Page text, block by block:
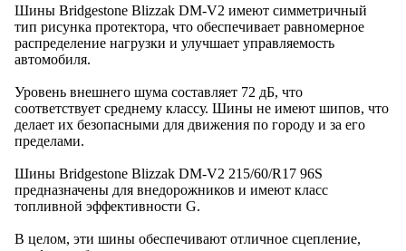
Шины Bridgestone Blizzak DM-V2 имеют симметричный
тип рисунка протектора, что обеспечивает равномерное
распределение нагрузки и улучшает управляемость
автомобиля.
Уровень внешнего шума составляет 72 дБ, что
соответствует среднему классу. Шины не имеют шипов, что
делает их безопасными для движения по городу и за его
пределами.
Шины Bridgestone Blizzak DM-V2 215/60/R17 96S
предназначены для внедорожников и имеют класс
топливной эффективности G.
В целом, эти шины обеспечивают отличное сцепление,